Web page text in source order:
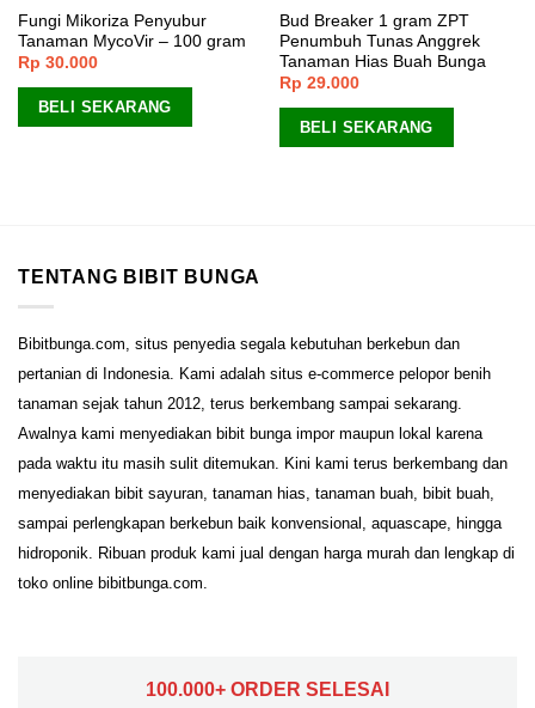
Fungi Mikoriza Penyubur
Tanaman MycoVir – 100 gram
Rp 30.000
BELI SEKARANG
Bud Breaker 1 gram ZPT
Penumbuh Tunas Anggrek
Tanaman Hias Buah Bunga
Rp 29.000
BELI SEKARANG
TENTANG BIBIT BUNGA
Bibitbunga.com, situs penyedia segala kebutuhan berkebun dan
pertanian di Indonesia. Kami adalah situs e-commerce pelopor benih
tanaman sejak tahun 2012, terus berkembang sampai sekarang.
Awalnya kami menyediakan bibit bunga impor maupun lokal karena
pada waktu itu masih sulit ditemukan. Kini kami terus berkembang dan
menyediakan bibit sayuran, tanaman hias, tanaman buah, bibit buah,
sampai perlengkapan berkebun baik konvensional, aquascape, hingga
hidroponik. Ribuan produk kami jual dengan harga murah dan lengkap di
toko online bibitbunga.com.
100.000+ ORDER SELESAI